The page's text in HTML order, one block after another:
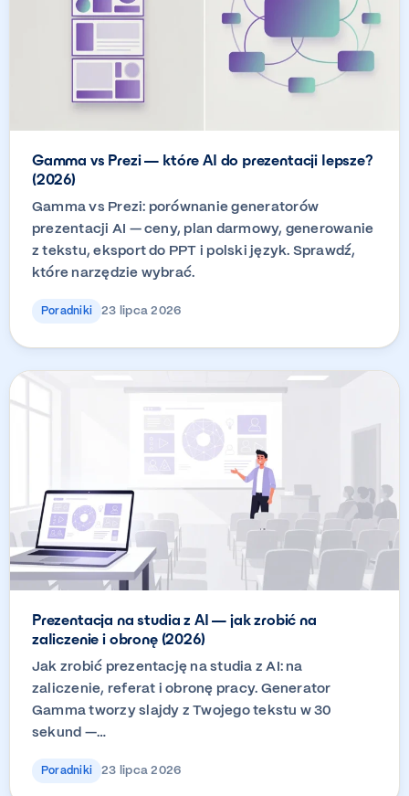
Gamma vs Prezi — które AI do prezentacji lepsze?
(2026)
Gamma vs Prezi: porównanie generatorów
prezentacji AI — ceny, plan darmowy, generowanie
z tekstu, eksport do PPT i polski język. Sprawdź,
które narzędzie wybrać.
Poradniki 23 lipca 2026
Prezentacja na studia z AI — jak zrobić na
zaliczenie i obronę (2026)
Jak zrobić prezentację na studia z AI: na
zaliczenie, referat i obronę pracy. Generator
Gamma tworzy slajdy z Twojego tekstu w 30
sekund —…
Poradniki 23 lipca 2026